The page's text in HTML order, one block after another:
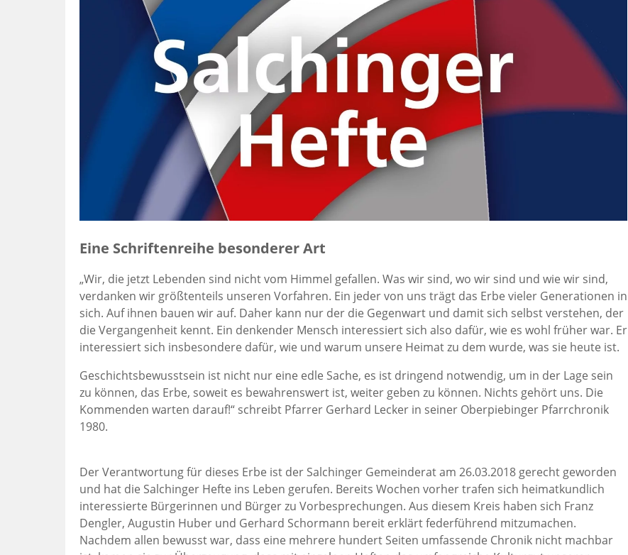
Eine Schriftenreihe besonderer Art
„Wir, die jetzt Lebenden sind nicht vom Himmel gefallen. Was wir sind, wo wir sind und wie wir sind,
verdanken wir größtenteils unseren Vorfahren. Ein jeder von uns trägt das Erbe vieler Generationen in
sich. Auf ihnen bauen wir auf. Daher kann nur der die Gegenwart und damit sich selbst verstehen, der
die Vergangenheit kennt. Ein denkender Mensch interessiert sich also dafür, wie es wohl früher war. Er
interessiert sich insbesondere dafür, wie und warum unsere Heimat zu dem wurde, was sie heute ist.
Geschichtsbewusstsein ist nicht nur eine edle Sache, es ist dringend notwendig, um in der Lage sein
zu können, das Erbe, soweit es bewahrenswert ist, weiter geben zu können. Nichts gehört uns. Die
Kommenden warten darauf!“ schreibt Pfarrer Gerhard Lecker in seiner Oberpiebinger Pfarrchronik
1980.
Der Verantwortung für dieses Erbe ist der Salchinger Gemeinderat am 26.03.2018 gerecht geworden
und hat die Salchinger Hefte ins Leben gerufen. Bereits Wochen vorher trafen sich heimatkundlich
interessierte Bürgerinnen und Bürger zu Vorbesprechungen. Aus diesem Kreis haben sich Franz
Dengler, Augustin Huber und Gerhard Schormann bereit erklärt federführend mitzumachen.
Nachdem allen bewusst war, dass eine mehrere hundert Seiten umfassende Chronik nicht machbar